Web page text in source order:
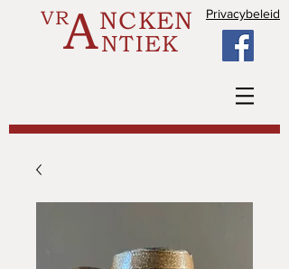
VRANTIEK
Privacybeleid
NCKEN